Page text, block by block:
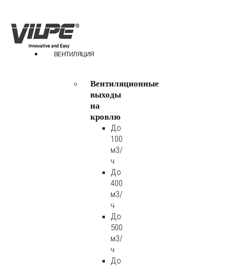
ВЕНТИЛЯЦИЯ
Вентиляционные
выходы
на
кровлю
До
100
м3/
ч
До
400
м3/
ч
До
500
м3/
ч
До